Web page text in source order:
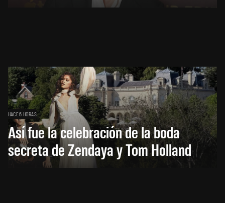
HACE 6 HORAS
Así fue la celebración de la boda
secreta de Zendaya y Tom Holland